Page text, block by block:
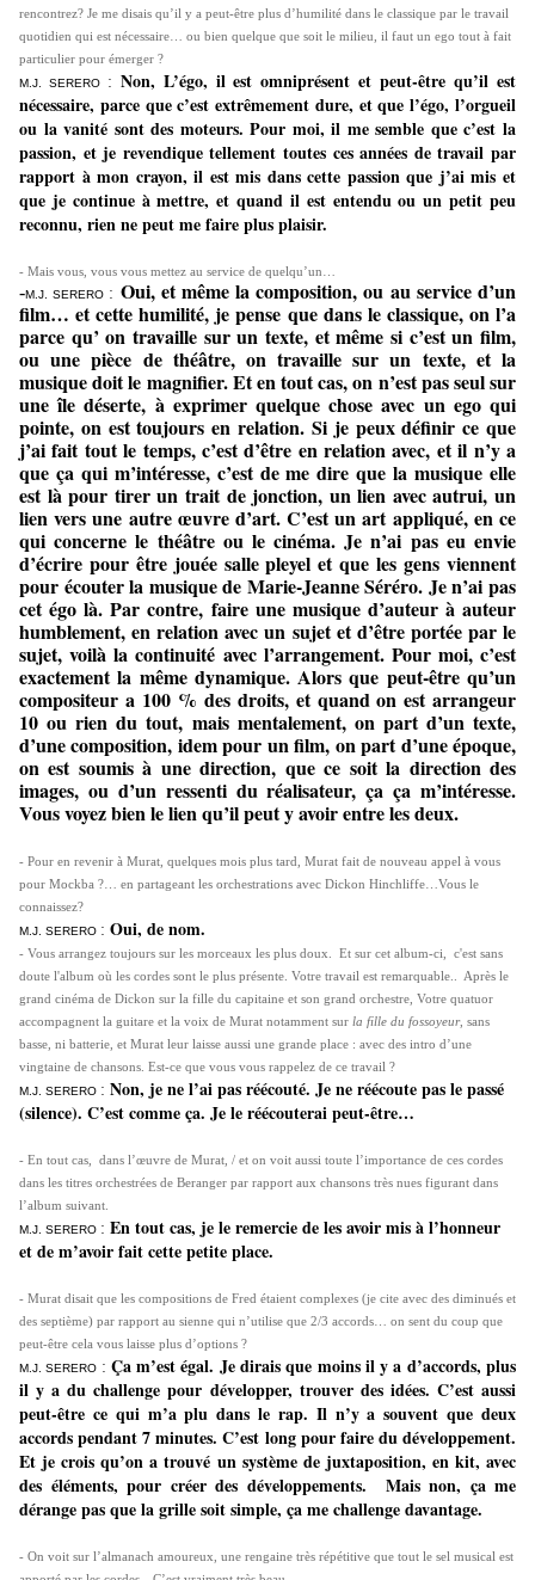
rencontrez? Je me disais qu’il y a peut-être plus d’humilité dans le classique par le travail
quotidien qui est nécessaire… ou bien quelque que soit le milieu, il faut un ego tout à fait
particulier pour émerger ?
M.J. SERERO : Non, L’égo, il est omniprésent et peut-être qu’il est
nécessaire, parce que c’est extrêmement dure, et que l’égo, l’orgueil
ou la vanité sont des moteurs. Pour moi, il me semble que c’est la
passion, et je revendique tellement toutes ces années de travail par
rapport à mon crayon, il est mis dans cette passion que j’ai mis et
que je continue à mettre, et quand il est entendu ou un petit peu
reconnu, rien ne peut me faire plus plaisir.
- Mais vous, vous vous mettez au service de quelqu’un…
-M.J. SERERO : Oui, et même la composition, ou au service d’un
film… et cette humilité, je pense que dans le classique, on l’a
parce qu’ on travaille sur un texte, et même si c’est un film,
ou une pièce de théâtre, on travaille sur un texte, et la
musique doit le magnifier. Et en tout cas, on n’est pas seul sur
une île déserte, à exprimer quelque chose avec un ego qui
pointe, on est toujours en relation. Si je peux définir ce que
j’ai fait tout le temps, c’est d’être en relation avec, et il n’y a
que ça qui m’intéresse, c’est de me dire que la musique elle
est là pour tirer un trait de jonction, un lien avec autrui, un
lien vers une autre œuvre d’art. C’est un art appliqué, en ce
qui concerne le théâtre ou le cinéma. Je n’ai pas eu envie
d’écrire pour être jouée salle pleyel et que les gens viennent
pour écouter la musique de Marie-Jeanne Séréro. Je n’ai pas
cet égo là. Par contre, faire une musique d’auteur à auteur
humblement, en relation avec un sujet et d’être portée par le
sujet, voilà la continuité avec l’arrangement. Pour moi, c’est
exactement la même dynamique. Alors que peut-être qu’un
compositeur a 100 % des droits, et quand on est arrangeur
10 ou rien du tout, mais mentalement, on part d’un texte,
d’une composition, idem pour un film, on part d’une époque,
on est soumis à une direction, que ce soit la direction des
images, ou d’un ressenti du réalisateur, ça ça m’intéresse.
Vous voyez bien le lien qu’il peut y avoir entre les deux.
- Pour en revenir à Murat, quelques mois plus tard, Murat fait de nouveau appel à vous
pour Mockba ?… en partageant les orchestrations avec Dickon Hinchliffe…Vous le
connaissez?
M.J. SERERO : Oui, de nom.
- Vous arrangez toujours sur les morceaux les plus doux. Et sur cet album-ci, c'est sans
doute l'album où les cordes sont le plus présente. Votre travail est remarquable.. Après le
grand cinéma de Dickon sur la fille du capitaine et son grand orchestre, Votre quatuor
accompagnent la guitare et la voix de Murat notamment sur la fille du fossoyeur, sans
basse, ni batterie, et Murat leur laisse aussi une grande place : avec des intro d’une
vingtaine de chansons. Est-ce que vous vous rappelez de ce travail ?
M.J. SERERO : Non, je ne l’ai pas réécouté. Je ne réécoute pas le passé
(silence). C’est comme ça. Je le réécouterai peut-être…
- En tout cas, dans l’œuvre de Murat, / et on voit aussi toute l’importance de ces cordes
dans les titres orchestrées de Beranger par rapport aux chansons très nues figurant dans
l’album suivant.
M.J. SERERO : En tout cas, je le remercie de les avoir mis à l’honneur
et de m’avoir fait cette petite place.
- Murat disait que les compositions de Fred étaient complexes (je cite avec des diminués et
des septième) par rapport au sienne qui n’utilise que 2/3 accords… on sent du coup que
peut-être cela vous laisse plus d’options ?
M.J. SERERO : Ça m’est égal. Je dirais que moins il y a d’accords, plus
il y a du challenge pour développer, trouver des idées. C’est aussi
peut-être ce qui m’a plu dans le rap. Il n’y a souvent que deux
accords pendant 7 minutes. C’est long pour faire du développement.
Et je crois qu’on a trouvé un système de juxtaposition, en kit, avec
des éléments, pour créer des développements. Mais non, ça me
dérange pas que la grille soit simple, ça me challenge davantage.
- On voit sur l’almanach amoureux, une rengaine très répétitive que tout le sel musical est